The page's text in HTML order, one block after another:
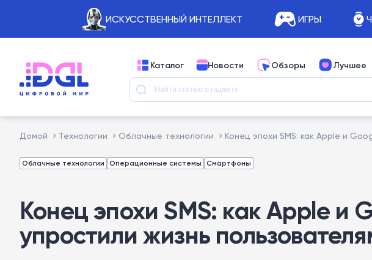
ИСКУССТВЕННЫЙ ИНТЕЛЛЕКТ ИГРЫ
Каталог Новости Обзоры Лучшее
Домой Технологии Облачные технологии Конец эпохи SMS: как Apple и
Облачные технологии Операционные системы Смартфоны
Конец эпохи SMS: как Apple и
упростили жизнь